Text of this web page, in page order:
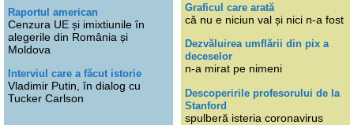
Raportul american
Cenzura UE și imixtiunile în
alegerile din România și
Moldova
Interviul care a făcut istorie
Vladimir Putin, în dialog cu
Tucker Carlson
Graficul care arată
că nu e niciun val și nici n-a fost
Dezvăluirea umflării din pix a
deceselor
n-a mirat pe nimeni
Descoperirile profesorului de la
Stanford
spulberă isteria coronavirus